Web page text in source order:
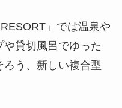
」では温泉や
貸切風呂でゆった
ろう、新しい複合型